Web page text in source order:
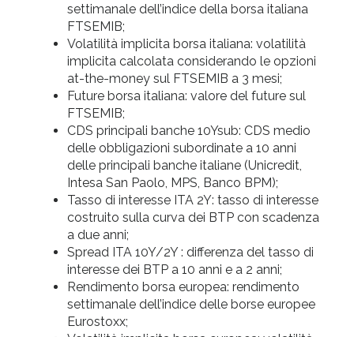
settimanale dell’indice della borsa italiana
FTSEMIB;
Volatilità implicita borsa italiana: volatilità
implicita calcolata considerando le opzioni
at-the-money sul FTSEMIB a 3 mesi;
Future borsa italiana: valore del future sul
FTSEMIB;
CDS principali banche 10Ysub: CDS medio
delle obbligazioni subordinate a 10 anni
delle principali banche italiane (Unicredit,
Intesa San Paolo, MPS, Banco BPM);
Tasso di interesse ITA 2Y: tasso di interesse
costruito sulla curva dei BTP con scadenza
a due anni;
Spread ITA 10Y/2Y : differenza del tasso di
interesse dei BTP a 10 anni e a 2 anni;
Rendimento borsa europea: rendimento
settimanale dell’indice delle borse europee
Eurostoxx;